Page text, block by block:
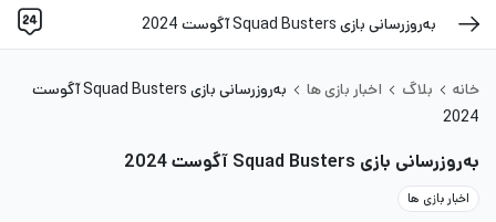
به‌روزرسانی بازی Squad Busters آگوست 2024
خانه بلاگ اخبار بازی ها
به‌روزرسانی بازی Squad Busters آگوست
2024
به‌روزرسانی بازی Squad Busters آگوست 2024
اخبار بازی ها